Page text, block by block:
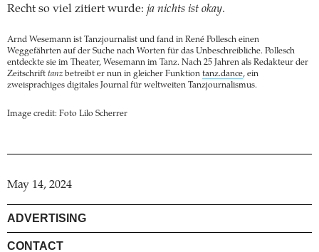
Recht so viel zitiert wurde: ja nichts ist okay.
Arnd Wesemann ist Tanzjournalist und fand in René Pollesch einen
Weggefährten auf der Suche nach Worten für das Unbeschreibliche. Pollesch
entdeckte sie im Theater, Wesemann im Tanz. Nach 25 Jahren als Redakteur der
Zeitschrift tanz betreibt er nun in gleicher Funktion tanz.dance, ein
zweisprachiges digitales Journal für weltweiten Tanzjournalismus.
Image credit: Foto Lilo Scherrer
May 14, 2024
ADVERTISING
CONTACT